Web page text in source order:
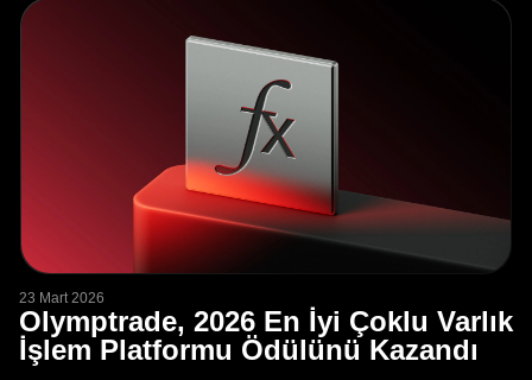
23 Mart 2026
Olymptrade, 2026 En İyi Çoklu Varlık
İşlem Platformu Ödülünü Kazandı